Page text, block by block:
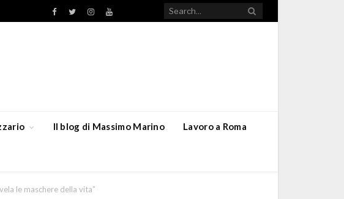
Facebook
TwitterInstagramYouTube
Il blog di Massimo Marino Lavoro a Roma
le maschere della vita”